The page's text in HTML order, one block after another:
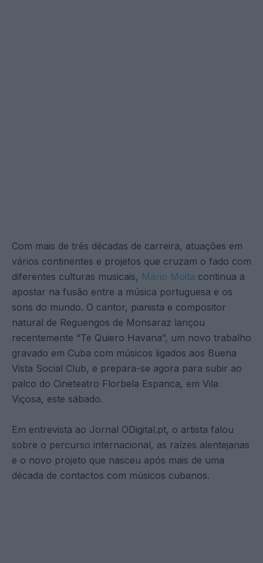
Com mais de três décadas de carreira, atuações em
vários continentes e projetos que cruzam o fado com
diferentes culturas musicais, Mário Moita continua a
apostar na fusão entre a música portuguesa e os
sons do mundo. O cantor, pianista e compositor
natural de Reguengos de Monsaraz lançou
recentemente “Te Quiero Havana”, um novo trabalho
gravado em Cuba com músicos ligados aos Buena
Vista Social Club, e prepara-se agora para subir ao
palco do Cineteatro Florbela Espanca, em Vila
Viçosa, este sábado.
Em entrevista ao Jornal ODigital.pt, o artista falou
sobre o percurso internacional, as raízes alentejanas
e o novo projeto que nasceu após mais de uma
década de contactos com músicos cubanos.